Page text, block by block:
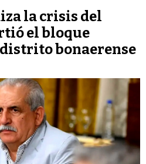
la crisis del
el bloque
bonaerense